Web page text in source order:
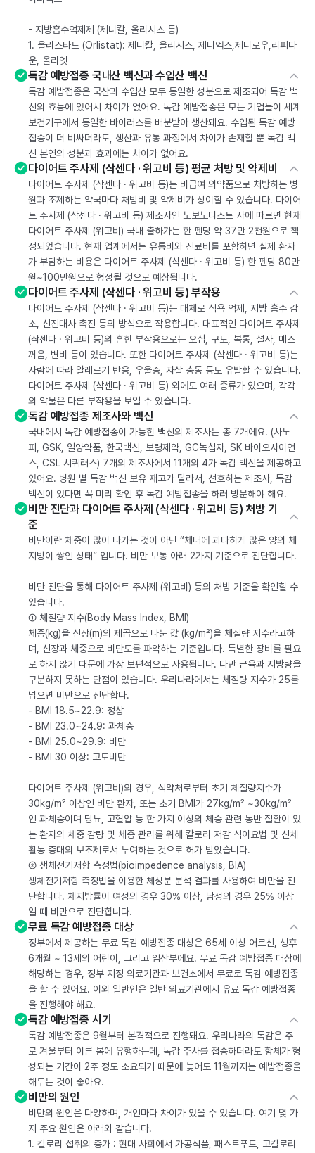
- 지방흡수억제제 (제니칼, 올리시스 등)
1. 올리스타트 (Orlistat): 제니칼, 올리시스, 제니엑스,제니로우,리피다
운, 올리엣
독감 예방접종 국내산 백신과 수입산 백신
독감 예방접종은 국산과 수입산 모두 동일한 성분으로 제조되어 독감 백
신의 효능에 있어서 차이가 없어요. 독감 예방접종은 모든 기업들이 세계
보건기구에서 동일한 바이러스를 배분받아 생산돼요. 수입된 독감 예방
접종이 더 비싸더라도, 생산과 유통 과정에서 차이가 존재할 뿐 독감 백
신 본연의 성분과 효과에는 차이가 없어요.
다이어트 주사제 (삭센다 · 위고비 등) 평균 처방 및 약제비
다이어트 주사제 (삭센다 · 위고비 등)는 비급여 의약품으로 처방하는 병
원과 조제하는 약국마다 처방비 및 약제비가 상이할 수 있습니다. 다이어
트 주사제 (삭센다 · 위고비 등) 제조사인 노보노디스트 사에 따르면 현재
다이어트 주사제 (위고비) 국내 출하가는 한 펜당 약 37만 2천원으로 책
정되었습니다. 현재 업계에서는 유통비와 진료비를 포함하면 실제 환자
가 부담하는 비용은 다이어트 주사제 (삭센다 · 위고비 등) 한 펜당 80만
원~100만원으로 형성될 것으로 예상됩니다.
다이어트 주사제 (삭센다 · 위고비 등) 부작용
다이어트 주사제 (삭센다 · 위고비 등)는 대체로 식욕 억제, 지방 흡수 감
소, 신진대사 촉진 등의 방식으로 작용합니다. 대표적인 다이어트 주사제
(삭센다 · 위고비 등)의 흔한 부작용으로는 오심, 구토, 복통, 설사, 메스
꺼움, 변비 등이 있습니다. 또한 다이어트 주사제 (삭센다 · 위고비 등)는
사람에 따라 알레르기 반응, 우울증, 자살 충동 등도 유발할 수 있습니다.
다이어트 주사제 (삭센다 · 위고비 등) 외에도 여러 종류가 있으며, 각각
의 약물은 다른 부작용을 보일 수 있습니다.
독감 예방접종 제조사와 백신
국내에서 독감 예방접종이 가능한 백신의 제조사는 총 7개에요. (사노
피, GSK, 일양약품, 한국백신, 보령제약, GC녹십자, SK 바이오사이언
스, CSL 시퀴러스) 7개의 제조사에서 11개의 4가 독감 백신을 제공하고
있어요. 병원 별 독감 백신 보유 재고가 달라서, 선호하는 제조사, 독감
백신이 있다면 꼭 미리 확인 후 독감 예방접종을 하러 방문해야 해요.
비만 진단과 다이어트 주사제 (삭센다 · 위고비 등) 처방 기
준
비만이란 체중이 많이 나가는 것이 아닌 “체내에 과다하게 많은 양의 체
지방이 쌓인 상태” 입니다. 비만 보통 아래 2가지 기준으로 진단합니다.
비만 진단을 통해 다이어트 주사제 (위고비) 등의 처방 기준을 확인할 수
있습니다.
① 체질량 지수(Body Mass Index, BMI)
체중(kg)을 신장(m)의 제곱으로 나눈 값 (kg/m²)을 체질량 지수라고하
며, 신장과 체중으로 비만도를 파악하는 기준입니다. 특별한 장비를 필요
로 하지 않기 때문에 가장 보편적으로 사용됩니다. 다만 근육과 지방량을
구분하지 못하는 단점이 있습니다. 우리나라에서는 체질량 지수가 25를
넘으면 비만으로 진단합다.
- BMI 18.5~22.9: 정상
- BMI 23.0~24.9: 과체중
- BMI 25.0~29.9: 비만
- BMI 30 이상: 고도비만
다이어트 주사제 (위고비)의 경우, 식약처로부터 초기 체질량지수가
30kg/m² 이상인 비만 환자, 또는 초기 BMI가 27kg/m² ~30kg/m²
인 과체중이며 당뇨, 고혈압 등 한 가지 이상의 체중 관련 동반 질환이 있
는 환자의 체중 감량 및 체중 관리를 위해 칼로리 저감 식이요법 및 신체
활동 증대의 보조제로서 투여하는 것으로 허가 받았습니다.
② 생체전기저항 측정법(bioimpedence analysis, BIA)
생체전기저항 측정법을 이용한 체성분 분석 결과를 사용하여 비만을 진
단합니다. 체지방률이 여성의 경우 30% 이상, 남성의 경우 25% 이상
일 때 비만으로 진단합니다.
무료 독감 예방접종 대상
정부에서 제공하는 무료 독감 예방접종 대상은 65세 이상 어르신, 생후
6개월 ~ 13세의 어린이, 그리고 임산부에요. 무료 독감 예방접종 대상에
해당하는 경우, 정부 지정 의료기관과 보건소에서 무료로 독감 예방접종
을 할 수 있어요. 이외 일반인은 일반 의료기관에서 유료 독감 예방접종
을 진행해야 해요.
독감 예방접종 시기
독감 예방접종은 9월부터 본격적으로 진행돼요. 우리나라의 독감은 주
로 겨울부터 이른 봄에 유행하는데, 독감 주사를 접종하더라도 항체가 형
성되는 기간이 2주 정도 소요되기 때문에 늦어도 11월까지는 예방접종을
해두는 것이 좋아요.
비만의 원인
비만의 원인은 다양하며, 개인마다 차이가 있을 수 있습니다. 여기 몇 가
지 주요 원인은 아래와 같습니다.
1. 칼로리 섭취의 증가 : 현대 사회에서 가공식품, 패스트푸드, 고칼로리